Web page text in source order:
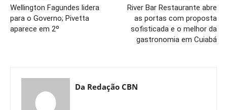
Wellington Fagundes lidera
para o Governo; Pivetta
aparece em 2º
River Bar Restaurante abre
as portas com proposta
sofisticada e o melhor da
gastronomia em Cuiabá
Da Redação CBN